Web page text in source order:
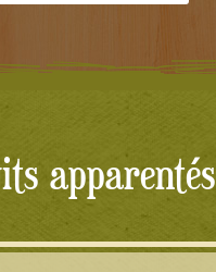
apparentés